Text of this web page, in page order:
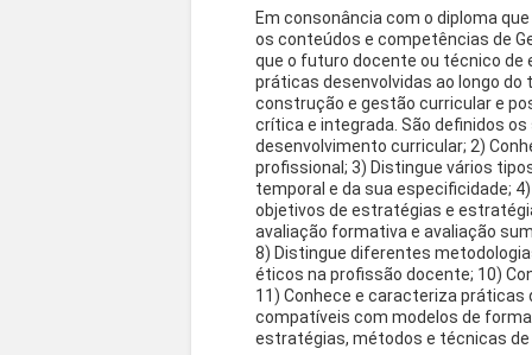
Em consonância com o diploma
os conteúdos e competências de
que o futuro docente ou técnico
práticas desenvolvidas ao longo
construção e gestão curricular e
crítica e integrada. São definidos
desenvolvimento curricular; 2)
profissional; 3) Distingue vários
temporal e da sua especificidade;
objetivos de estratégias e
avaliação formativa e avaliação
8) Distingue diferentes
éticos na profissão docente; 10)
11) Conhece e caracteriza
compatíveis com modelos de
estratégias, métodos e técnicas